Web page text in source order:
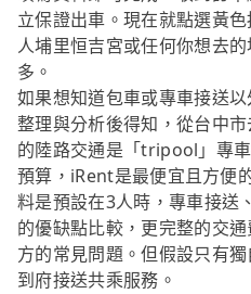
立保證出車。現在就點選黃
人埔里恒吉宮或任何你想去
多。
如果想知道包車或專車接送
整理與分析後得知，從台中
的陸路交通是「tripool」專
預算，iRent是最便宜且方便
料是預設在3人時，專車接送
的優缺點比較，更完整的交
方的常見問題。但假設只有
到府接送共乘服務。